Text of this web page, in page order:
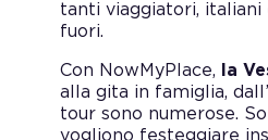
tanti viaggiatori, italiani
fuori.
Con NowMyPlace, la
alla gita in famiglia, dall’
tour sono numerose.
vogliono festeggiare